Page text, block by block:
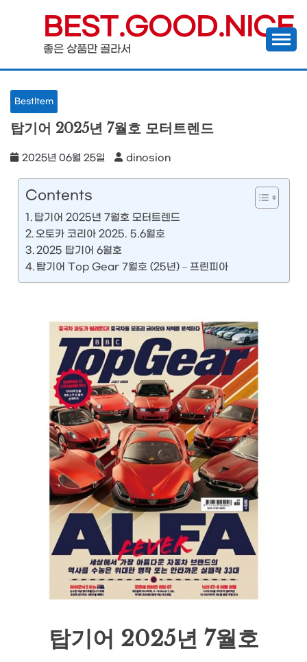
content
BEST.GOOD.NICE
좋은 상품만 골라서
BestItem
탑기어 2025년 7월호 모터트렌드
2025년 06월 25일 dinosion
Contents
탑기어 2025년 7월호 모터트렌드
오토카 코리아 2025. 5.6월호
2025 탑기어 6월호
탑기어 Top Gear 7월호 (25년) – 프린피아
탑기어 2025년 7월호